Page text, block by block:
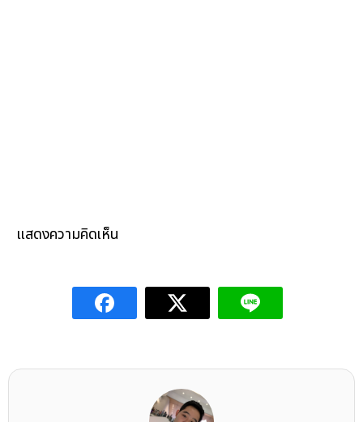
แสดงความคิดเห็น